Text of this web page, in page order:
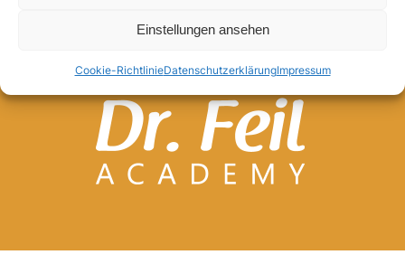
Einstellungen ansehen
Cookie-RichtlinieDatenschutzerklärungImpressum